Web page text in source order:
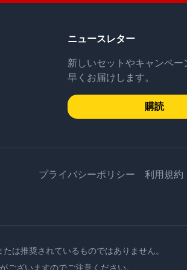
ニュースレター
新しいセットやキャンペー
早くお届けします。
購読
プライバシーポリシー 利用規約
は推奨されているものではありません。
ざいますのでご注意ください。